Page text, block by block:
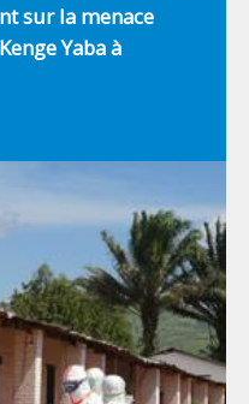
sur la menace
Yaba à